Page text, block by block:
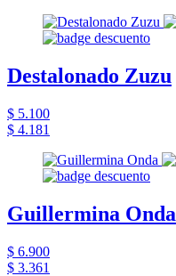
Destalonado Zuzu
$ 5.100
$ 4.181
Guillermina Onda
$ 6.900
$ 3.361